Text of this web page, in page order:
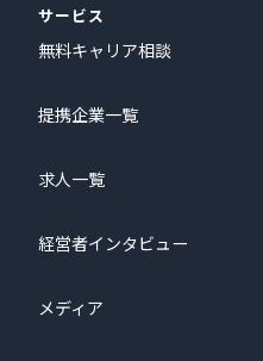
サービス
無料キャリア相談
提携企業一覧
求人一覧
経営者インタビュー
メディア